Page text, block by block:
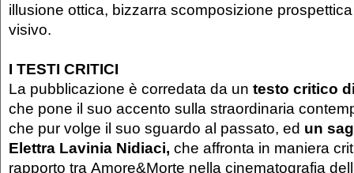
illusione ottica, bizzarra scomposizione
visivo.
I TESTI CRITICI
La pubblicazione è corredata da un testo critico
che pone il suo accento sulla straordinaria
che pur volge il suo sguardo al passato, ed un
Elettra Lavinia Nidiaci, che affronta in maniera
rapporto tra Amore&Morte nella cinematografia